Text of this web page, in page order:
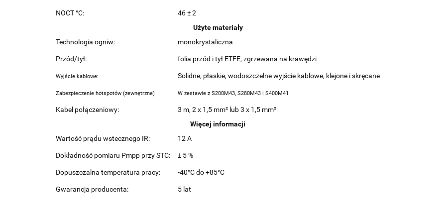
NOCT °C:
46 ± 2
Użyte materiały
Technologia ogniw:
monokrystaliczna
Przód/tył: folia przód i tył ETFE, zgrzewana na krawędzi
Wyjście kablowe: Solidne, płaskie, wodoszczelne wyjście kablowe, klejone i skręcane
Zabezpieczenie hotspotów (zewnętrzne) W zestawie z S200M43, S280M43 i S400M41
Kabel połączeniowy:
3 m, 2 x 1,5 mm² lub 3 x 1,5 mm²
Więcej informacji
Wartość prądu wstecznego IR:
12 A
Dokładność pomiaru Pmpp przy STC: ± 5 %
Dopuszczalna temperatura pracy: -40°C do +85°C
Gwarancja producenta: 5 lat